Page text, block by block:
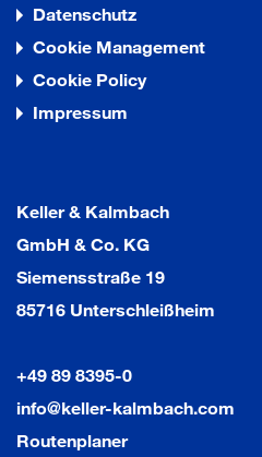
Datenschutz
Cookie Management
Cookie Policy
Impressum
Keller & Kalmbach
GmbH & Co. KG
Siemensstraße 19
85716 Unterschleißheim
+49 89 8395-0
info@keller-kalmbach.com
Routenplaner